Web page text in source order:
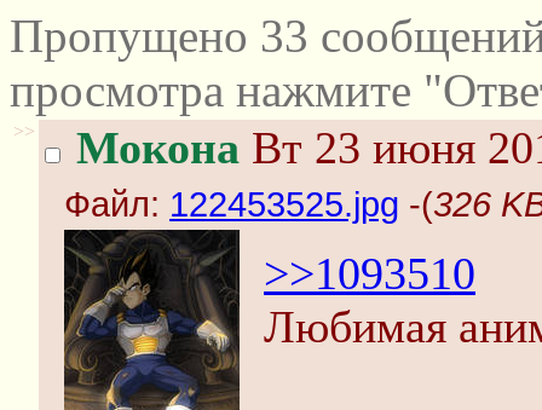
Пропущено 33
просмотра нажмите
>> Мокона Вт 23 июня
Файл: 122453525.jpg -(326
>>1093510
Любимая